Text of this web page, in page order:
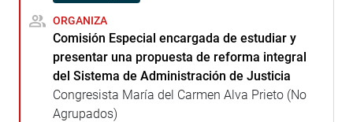
ORGANIZA
Comisión Especial encargada de estudiar y
presentar una propuesta de reforma integral
del Sistema de Administración de Justicia
Congresista María del Carmen Alva Prieto (No
Agrupados)